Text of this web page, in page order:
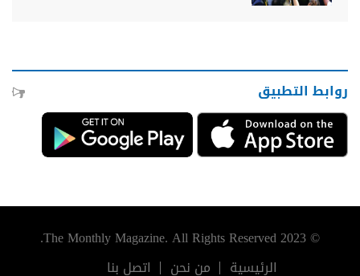
روابط التطبيق
© 2023 The Monthly Magazine. All Rights Reserved.
الرئيسية
من نحن اتصل بنا